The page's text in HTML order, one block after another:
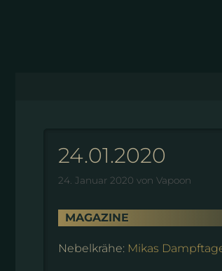
24.01.2020
24. Januar 2020 von Vapoon
MAGAZINE
Nebelkrähe: Mikas